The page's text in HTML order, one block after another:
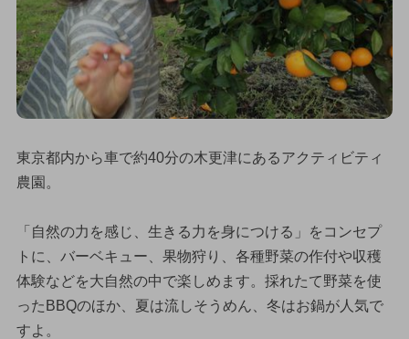
東京都内から車で約40分の木更津にあるアクティビティ
農園。
「自然の力を感じ、生きる力を身につける」をコンセプ
トに、バーベキュー、果物狩り、各種野菜の作付や収穫
体験などを大自然の中で楽しめます。採れたて野菜を使
ったBBQのほか、夏は流しそうめん、冬はお鍋が人気で
すよ。